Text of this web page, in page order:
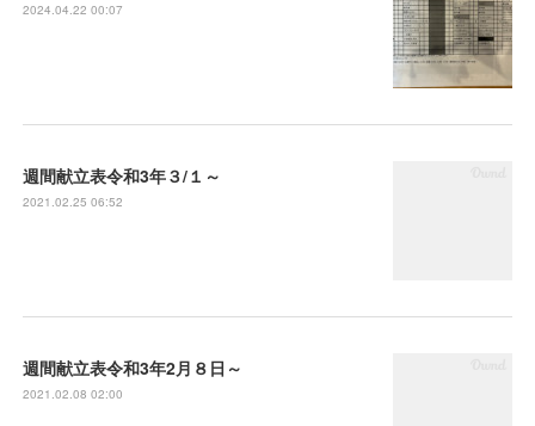
2024.04.22 00:07
週間献立表令和3年３/１～
2021.02.25 06:52
週間献立表令和3年2月８日～
2021.02.08 02:00